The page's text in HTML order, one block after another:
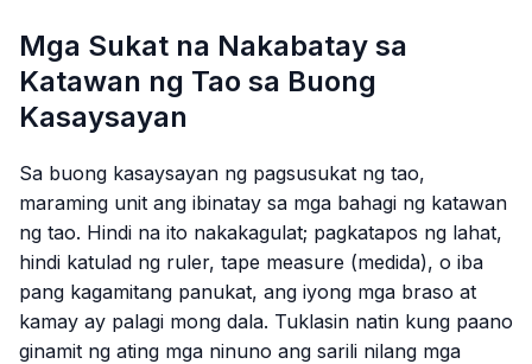
Mga Sukat na Nakabatay sa
Katawan ng Tao sa Buong
Kasaysayan
Sa buong kasaysayan ng pagsusukat ng tao,
maraming unit ang ibinatay sa mga bahagi ng katawan
ng tao. Hindi na ito nakakagulat; pagkatapos ng lahat,
hindi katulad ng ruler, tape measure (medida), o iba
pang kagamitang panukat, ang iyong mga braso at
kamay ay palagi mong dala. Tuklasin natin kung paano
ginamit ng ating mga ninuno ang sarili nilang mga